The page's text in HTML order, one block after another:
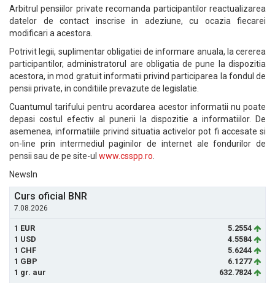
Arbitrul pensiilor private recomanda participantilor reactualizarea
datelor de contact inscrise in adeziune, cu ocazia fiecarei
modificari a acestora.
Potrivit legii, suplimentar obligatiei de informare anuala, la cererea
participantilor, administratorul are obligatia de pune la dispozitia
acestora, in mod gratuit informatii privind participarea la fondul de
pensii private, in conditiile prevazute de legislatie.
Cuantumul tarifului pentru acordarea acestor informatii nu poate
depasi costul efectiv al punerii la dispozitie a informatiilor. De
asemenea, informatiile privind situatia activelor pot fi accesate si
on-line prin intermediul paginilor de internet ale fondurilor de
pensii sau de pe site-ul www.csspp.ro
NewsIn
Curs oficial BNR
7.08.2026
1 EUR
5.2554
1 USD
4.5584
1 CHF
5.6244
1 GBP
6.1277
1 gr. aur
632.7824